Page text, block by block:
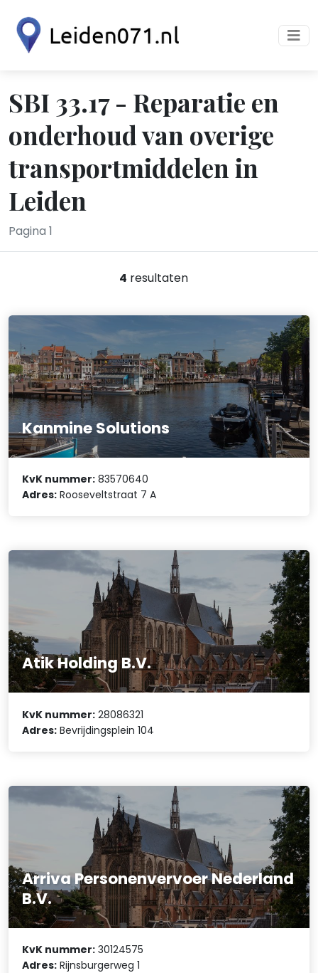
SBI 33.17 - Reparatie en
onderhoud van overige
transportmiddelen in
Leiden
Pagina 1
4 resultaten
Kanmine Solutions
KvK nummer: 83570640
Adres: Rooseveltstraat 7 A
Atik Holding B.V.
KvK nummer: 28086321
Adres: Bevrijdingsplein 104
Arriva Personenvervoer Nederland
B.V.
KvK nummer: 30124575
Adres: Rijnsburgerweg 1